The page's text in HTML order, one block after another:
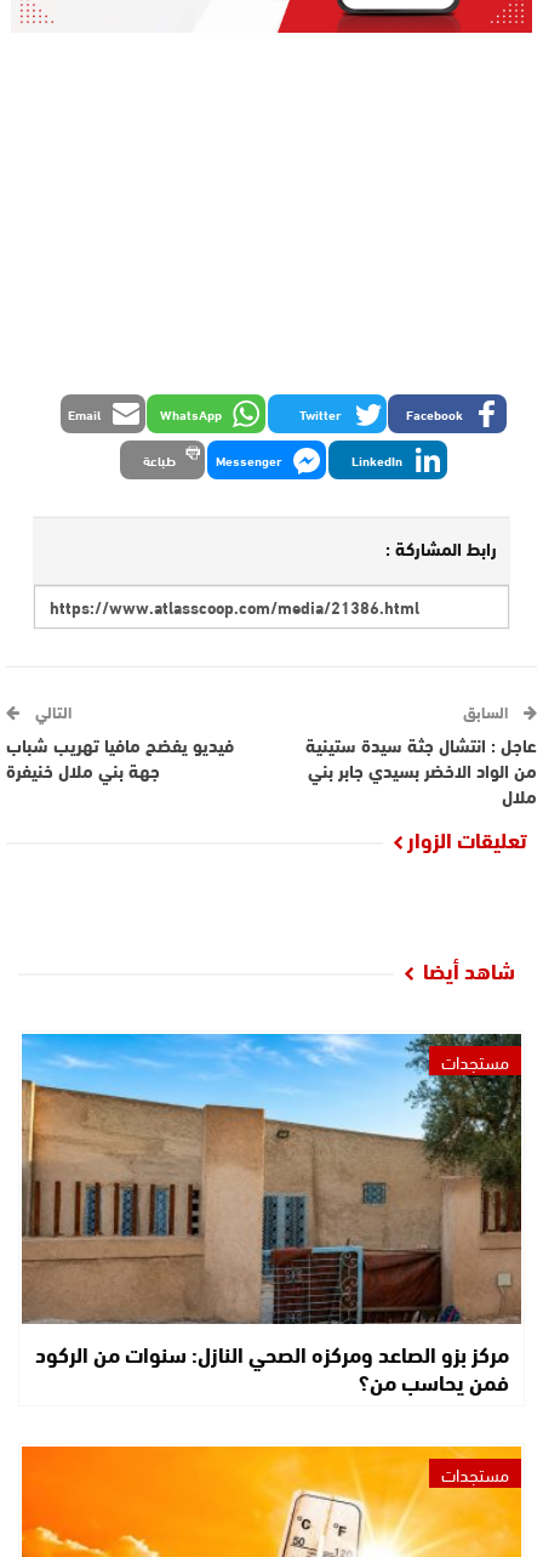
Facebook
Twitter
WhatsApp
Email
LinkedIn
Messenger طباعة
رابط المشاركة :
السابق
عاجل : انتشال جثة سيدة ستينية
من الواد الاخضر بسيدي جابر بني
ملال
التالي
فيديو يفضح مافيا تهريب شباب
جهة بني ملال خنيفرة
تعليقات الزوار
شاهد أيضا
مستجدات
مركز بزو الصاعد ومركزه الصحي النازل: سنوات من الركود
فمن يحاسب من؟
مستجدات